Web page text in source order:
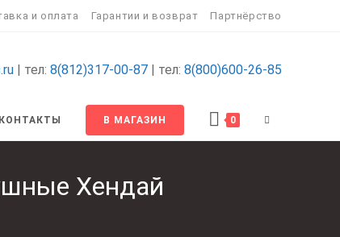
и оплата Гарантии и возврат Партнёрство
| тел: 8(812)317-00-87 | тел: 8(800)600-26-85
КОНТАКТЫ В МАГАЗИН 0
Хендай